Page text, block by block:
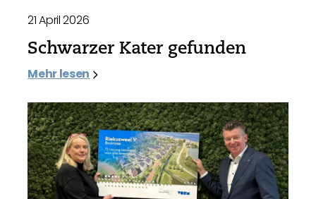
21 April 2026
Schwarzer Kater gefunden
Mehr lesen